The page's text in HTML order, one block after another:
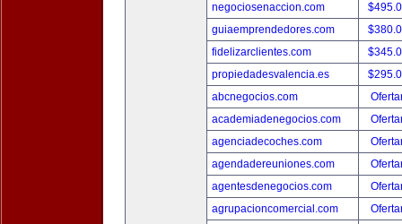
negociosenaccion.com
guiaemprendedores.com
fidelizarclientes.com
propiedadesvalencia.es
abcnegocios.com
academiadenegocios.com
agenciadecoches.com
agendadereuniones.com
agentesdenegocios.com
agrupacioncomercial.com